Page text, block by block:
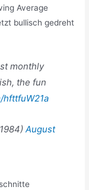
Average
bullisch gedreht
monthly
the fun
August